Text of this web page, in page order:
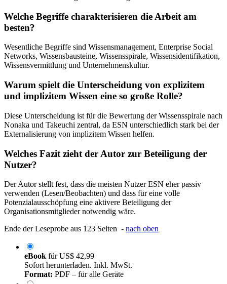
Welche Begriffe charakterisieren die Arbeit am
besten?
Wesentliche Begriffe sind Wissensmanagement, Enterprise Social
Networks, Wissensbausteine, Wissensspirale, Wissensidentifikation,
Wissensvermittlung und Unternehmenskultur.
Warum spielt die Unterscheidung von explizitem
und implizitem Wissen eine so große Rolle?
Diese Unterscheidung ist für die Bewertung der Wissensspirale nach
Nonaka und Takeuchi zentral, da ESN unterschiedlich stark bei der
Externalisierung von implizitem Wissen helfen.
Welches Fazit zieht der Autor zur Beteiligung der
Nutzer?
Der Autor stellt fest, dass die meisten Nutzer ESN eher passiv
verwenden (Lesen/Beobachten) und dass für eine volle
Potenzialausschöpfung eine aktivere Beteiligung der
Organisationsmitglieder notwendig wäre.
Ende der Leseprobe aus 123 Seiten - nach oben
eBook fürUS$ 42,99
Sofort herunterladen. Inkl. MwSt.
Format: PDF – für alle Geräte